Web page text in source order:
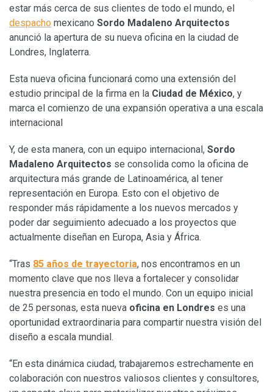
estar más cerca de sus clientes de todo el mundo, el
despacho mexicano Sordo Madaleno Arquitectos
anunció la apertura de su nueva oficina en la ciudad de
Londres, Inglaterra.
Esta nueva oficina funcionará como una extensión del
estudio principal de la firma en la Ciudad de México, y
marca el comienzo de una expansión operativa a una escala
internacional
Y, de esta manera, con un equipo internacional, Sordo
Madaleno Arquitectos se consolida como la oficina de
arquitectura más grande de Latinoamérica, al tener
representación en Europa. Esto con el objetivo de
responder más rápidamente a los nuevos mercados y
poder dar seguimiento adecuado a los proyectos que
actualmente diseñan en Europa, Asia y África.
“Tras 85 años de trayectoria, nos encontramos en un
momento clave que nos lleva a fortalecer y consolidar
nuestra presencia en todo el mundo. Con un equipo inicial
de 25 personas, esta nueva oficina en Londres es una
oportunidad extraordinaria para compartir nuestra visión del
diseño a escala mundial.
“En esta dinámica ciudad, trabajaremos estrechamente en
colaboración con nuestros valiosos clientes y consultores,